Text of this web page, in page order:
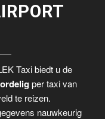
Taxi biedt u de
per taxi van
te reizen.
nauwkeurig